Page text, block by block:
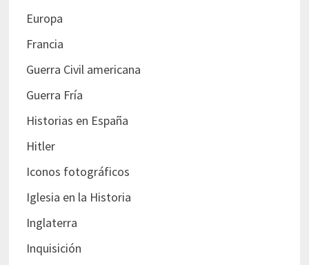
Europa
Francia
Guerra Civil americana
Guerra Fría
Historias en España
Hitler
Iconos fotográficos
Iglesia en la Historia
Inglaterra
Inquisición